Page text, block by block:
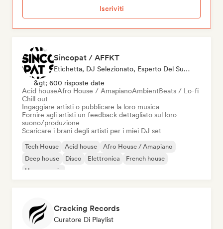
Iscriviti
Sincopat / AFFKT
Etichetta, DJ Selezionato, Esperto Del Suono
&gt; 600 risposte date
Acid houseAfro House / AmapianoAmbientBeats / Lo-fi
Chill out
Ingaggiare artisti o pubblicare la loro musica
Fornire agli artisti un feedback dettagliato sul loro
suono/produzione
Scaricare i brani degli artisti per i miei DJ set
Tech House Acid house
Afro House / Amapiano
Deep house
Disco Elettronica
French house
House music
Cracking Records
Curatore Di Playlist